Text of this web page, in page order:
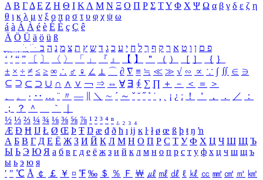
Α Β ΓΔ Ε Ζ Η Θ Ι ΚΛ Μ Ν Ξ Ο Π Ρ Σ ΤΥ Φ Χ Ψ Ω α β γ δ ε ζ η
θ ι κ λ μ ν ξ ο π ρ σ τ υ φ χ ψ ω
á à Á À é è É È ç Ç ê
Ä Ö Ü ä ö ü ß
ִֶֹ ֻּ ׁׂ פ ם ן ו ט א ר ק ף ך ל ח י ע כ ג ד ש ץ ת צ מ נ ה ב
‘ ’ “ ” 〔 〕 〈 〉 「 」 『 』 【 】 ＂ （ ） ［ ］ ｛ ｝
± × ÷ ≠ ≤ ≥ ∞ ∴ ♂ ♀ ∠ ⊥ ⌒ ∂ ∇ ≡ ≒ ≪ ≫ √ ∽ ∝ ∵ ∫ ∬ ∈ ∋
⊆ ⊇ ⊂ ⊃ ∪ ∩ ∧ ∨ ￢ ⇒ ⇔ ∀ ∃ ∮ ∑ ∏ ＋ － ＜ ＝
＞
、
。 · ‥ … ¨ 〃 ― ＼ ∼ ´ ～ ˇ ˘ ˝ ˚ ˙ ¸ ¡ ¿ ː ！ ＇ ， ． ／
：
；
？ ＾ ｀
½ ⅓ ⅔ ¼ ¾ ⅛ ⅜ ⅝ ⅞ ¹ ² ³ ⁴ ⁿ ₁ ₂ ₃ ₄
Æ Ð Ħ Ĳ Ł Ø Œ Þ Ŧ Ŋ æ đ ð ħ ı ĳ ĸ ŀ ł ø œ ß þ ŧ ŋ ŉ
А Б В Г Д Е Ё Ж З И Й К Л М Н О П Р С Т У Ф Х Ц Ч Ш Щ Ъ
Ы Ь Э Ю Я а б в г д е ё ж з и й к л м н о п р с т у ф х ц ч ш щ ъ
ы ь э ю я
′ ″ ℃ Å ￠ ￡ ￥ ¤ ℉ ‰ ＄ ％ Ｆ ￦ ㎕ ㎖ ㎗ ℓ ㎘ ㏄ ㎣ ㎤ ㎥ ㎦